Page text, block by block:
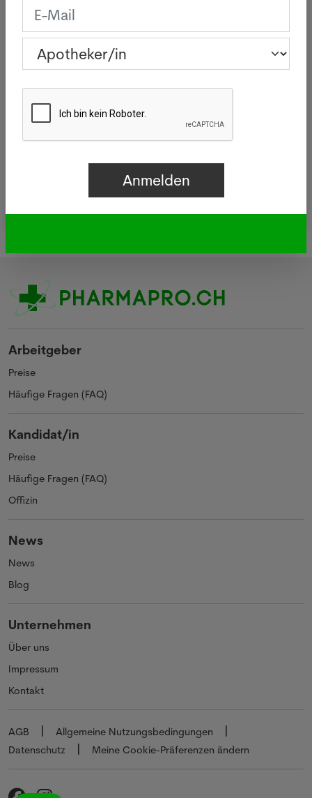
Pharma-Assistent/in
Drogist/in
Aussendienst
Andere
Arbeitgeber
Preise
Häufige Fragen (FAQ)
Kandidat/in
Preise
Häufige Fragen (FAQ)
Offizin
News
News
Blog
Unternehmen
Über uns
Impressum
Kontakt
AGB
Allgemeine Nutzungsbedingungen
Datenschutz
Meine Cookie-Präferenzen ändern